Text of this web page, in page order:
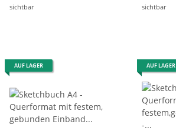
sichtbar
sichtbar
AUF LAGER AUF LAGER